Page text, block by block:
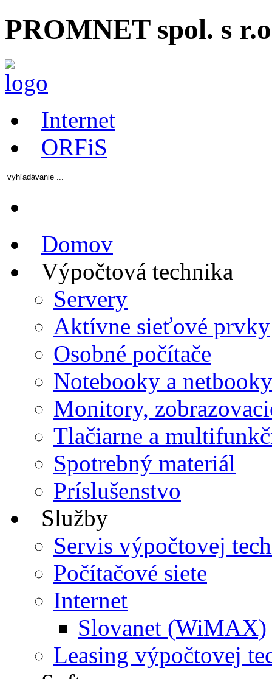
PROMNET spol. s
Internet
ORFiS
Domov
Výpočtová technika
Servery
Aktívne sieťové prvky
Osobné počítače
Notebooky a netbooky
Monitory,
Tlačiarne a
Spotrebný materiál
Príslušenstvo
Služby
Servis výpočtovej
Počítačové siete
Internet
Slovanet (WiMAX)
Leasing výpočtovej